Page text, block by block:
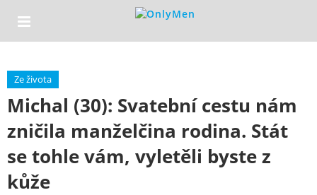
Ze života
Michal (30): Svatební cestu nám
zničila manželčina rodina. Stát
se tohle vám, vyletěli byste z
kůže